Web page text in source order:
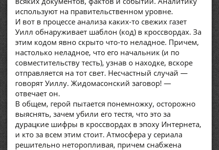
используют на правительственном уровне.
И вот в процессе анализа каких-то свежих газет
Уилл обнаруживает шаблон (код) в кроссвордах. За
этим кодом явно скрыто что-то неладное. Причем,
настолько неладное, что его начальник (и по
совместительству тесть), узнав о находке, вскоре
отправляется на тот свет. Несчастный случай —
говорят Уиллу. Жидомасонский заговор! —
отвечает он.
В общем, герой пытается понемножку, осторожно
выяснять, зачем убили его тестя, что это за
дурацкие шифры в кроссвордах в эпоху Интернета,
и кто за всем этим стоит. Атмосфера у сериала
решительно неторопливая, причем снабжена